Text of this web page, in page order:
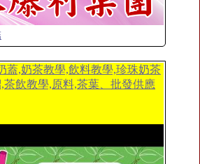
蓋,奶茶教學,飲料教學,珍珠奶茶
茶飲教學,原料,茶葉、批發供應